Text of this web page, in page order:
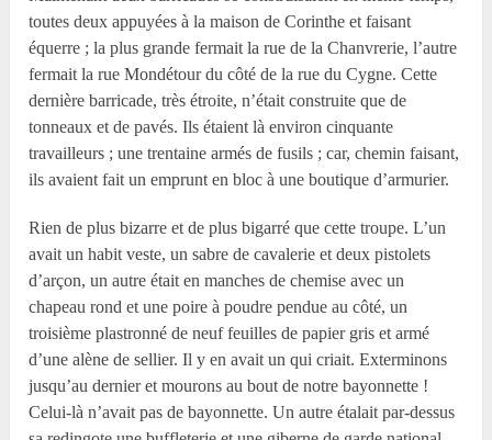
toutes deux appuyées à la maison de Corinthe et faisant
équerre ; la plus grande fermait la rue de la Chanvrerie, l’autre
fermait la rue Mondétour du côté de la rue du Cygne. Cette
dernière barricade, très étroite, n’était construite que de
tonneaux et de pavés. Ils étaient là environ cinquante
travailleurs ; une trentaine armés de fusils ; car, chemin faisant,
ils avaient fait un emprunt en bloc à une boutique d’armurier.
Rien de plus bizarre et de plus bigarré que cette troupe. L’un
avait un habit veste, un sabre de cavalerie et deux pistolets
d’arçon, un autre était en manches de chemise avec un
chapeau rond et une poire à poudre pendue au côté, un
troisième plastronné de neuf feuilles de papier gris et armé
d’une alène de sellier. Il y en avait un qui criait. Exterminons
jusqu’au dernier et mourons au bout de notre bayonnette !
Celui-là n’avait pas de bayonnette. Un autre étalait par-dessus